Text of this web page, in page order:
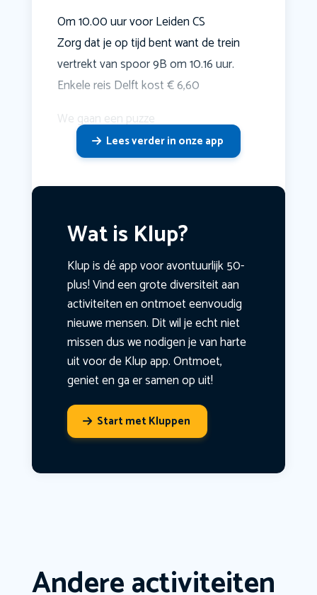
Om 10.00 uur voor Leiden CS
Zorg dat je op tijd bent want de trein
vertrekt van spoor 9B om 10.16 uur.
Enkele reis Delft kost € 6,60
We gaan een puzze
Lees verder in onze app
Wat is Klup?
Klup is dé app voor avontuurlijk 50-
plus! Vind een grote diversiteit aan
activiteiten en ontmoet eenvoudig
nieuwe mensen. Dit wil je echt niet
missen dus we nodigen je van harte
uit voor de Klup app. Ontmoet,
geniet en ga er samen op uit!
Start met Kluppen
Andere activiteiten